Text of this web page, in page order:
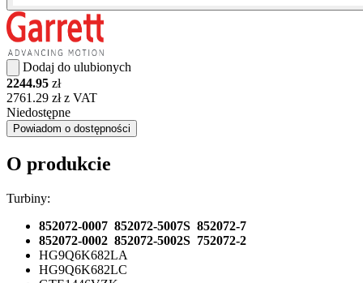
Dodaj do ulubionych
2244.95 zł
2761.29 zł z VAT
Niedostępne
Powiadom o dostępności
O produkcie
Turbiny:
852072-0007 852072-5007S 852072-7
852072-0002 852072-5002S 752072-2
HG9Q6K682LA
HG9Q6K682LC